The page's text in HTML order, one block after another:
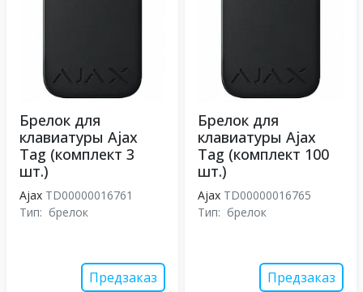
Брелок для
клавиатуры Ajax
Tag (комплект 3
шт.)
Ajax TD00000016761
Тип: брелок
Предзаказ
Брелок для
клавиатуры Ajax
Tag (комплект 100
шт.)
Ajax TD00000016765
Тип: брелок
Предзаказ